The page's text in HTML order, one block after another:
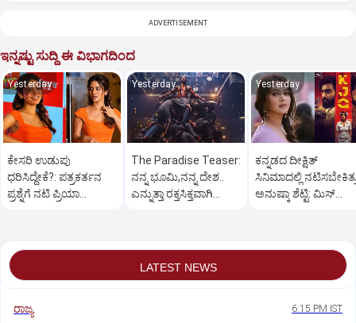
ADVERTISEMENT
ಇನ್ನಷ್ಟು ಸುದ್ದಿ ಈ ವಿಭಾಗದಿಂದ
Yesterday
ಕೇಸರಿ ಉಡುಪು
ಧರಿಸಿದ್ದೇಕೆ?: ಪತ್ರಕರ್ತನ
ಪ್ರಶ್ನೆಗೆ ನಟಿ ಪ್ರಿಯಾ
Yesterday
The Paradise Teaser:
ನನ್ನ ಭೂಮಿ,ನನ್ನ ದೇಶ..
ಎನ್ನುತ್ತಾ ರಕ್ತಸಿಕ್ತವಾಗಿ
Yesterday
ಕನ್ನಡದ ದೀಕ್ಷಿತ್‌
ಸಿನಿಮಾದಲ್ಲಿ
ಅನುಷ್ಕಾ ಶೆಟ್ಟಿ: ಮಿಸ್‌
LATEST NEWS
ರಾಜ್ಯ 6:15 PM IST